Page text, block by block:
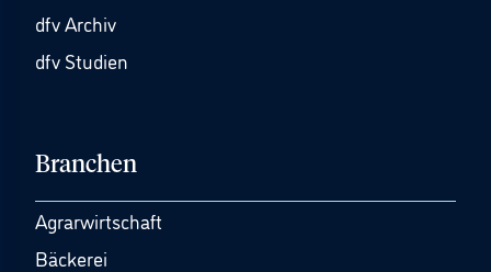
dfv Archiv
dfv Studien
Branchen
Agrarwirtschaft
Bäckerei